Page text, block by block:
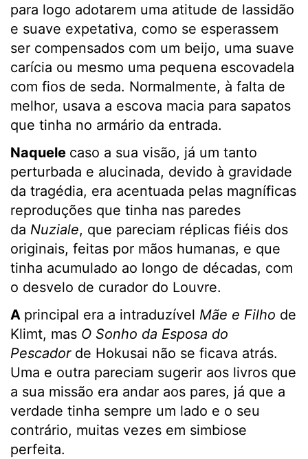
para logo adotarem uma atitude de lassidão
e suave expetativa, como se esperassem
ser compensados com um beijo, uma suave
carícia ou mesmo uma pequena escovadela
com fios de seda. Normalmente, à falta de
melhor, usava a escova macia para sapatos
que tinha no armário da entrada.
Naquele caso a sua visão, já um tanto
perturbada e alucinada, devido à gravidade
da tragédia, era acentuada pelas magníficas
reproduções que tinha nas paredes
da Nuziale, que pareciam réplicas fiéis dos
originais, feitas por mãos humanas, e que
tinha acumulado ao longo de décadas, com
o desvelo de curador do Louvre.
A principal era a intraduzível Mãe e Filho de
Klimt, mas O Sonho da Esposa do
Pescadorde Hokusai não se ficava atrás.
Uma e outra pareciam sugerir aos livros que
a sua missão era andar aos pares, já que a
verdade tinha sempre um lado e o seu
contrário, muitas vezes em simbiose
perfeita.